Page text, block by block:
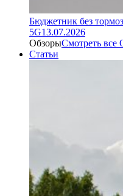
Бюджетник без
5G13.07.2026
ОбзорыСмотреть все
Статьи